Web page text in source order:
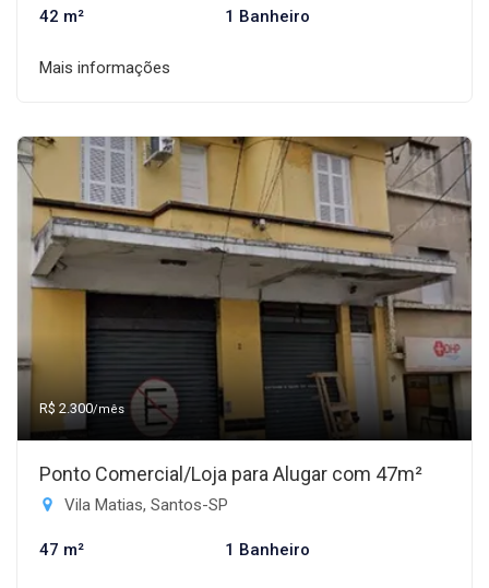
42 m² 1 Banheiro
Mais informações
R$ 2.300/mês
Ponto Comercial/Loja para Alugar com 47m²
Vila Matias, Santos-SP
47 m² 1 Banheiro